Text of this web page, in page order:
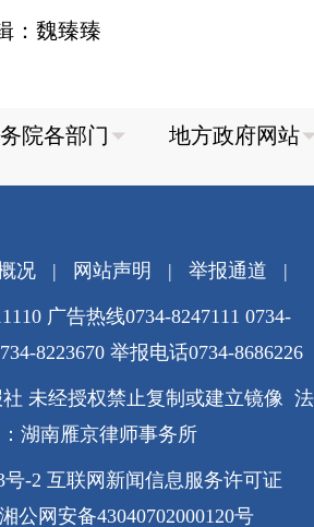
：魏臻臻
况| 网站声明 | 举报通道 |
广告热线0734-8247111 0734-
8223670 举报电话0734-8686226
未经授权禁止复制或建立镜像 法
湖南雁京律师事务所
号-2 互联网新闻信息服务许可证
湘公网安备43040702000120号